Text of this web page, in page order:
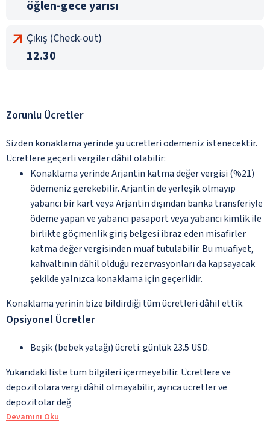
öğlen-gece yarısı
Çıkış (Check-out)
12.30
Zorunlu Ücretler
Sizden konaklama yerinde şu ücretleri ödemeniz istenecektir.
Ücretlere geçerli vergiler dâhil olabilir:
Konaklama yerinde Arjantin katma değer vergisi (%21)
ödemeniz gerekebilir. Arjantin de yerleşik olmayıp
yabancı bir kart veya Arjantin dışından banka transferiyle
ödeme yapan ve yabancı pasaport veya yabancı kimlik ile
birlikte göçmenlik giriş belgesi ibraz eden misafirler
katma değer vergisinden muaf tutulabilir. Bu muafiyet,
kahvaltının dâhil olduğu rezervasyonları da kapsayacak
şekilde yalnızca konaklama için geçerlidir.
Konaklama yerinin bize bildirdiği tüm ücretleri dâhil ettik.
Opsiyonel Ücretler
Beşik (bebek yatağı) ücreti: günlük 23.5 USD.
Yukarıdaki liste tüm bilgileri içermeyebilir. Ücretlere ve
depozitolara vergi dâhil olmayabilir, ayrıca ücretler ve
depozitolar değ
Devamını Oku